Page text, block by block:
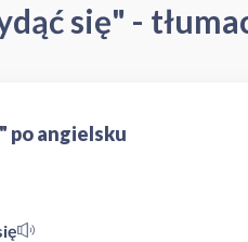
się" -
po angielsku